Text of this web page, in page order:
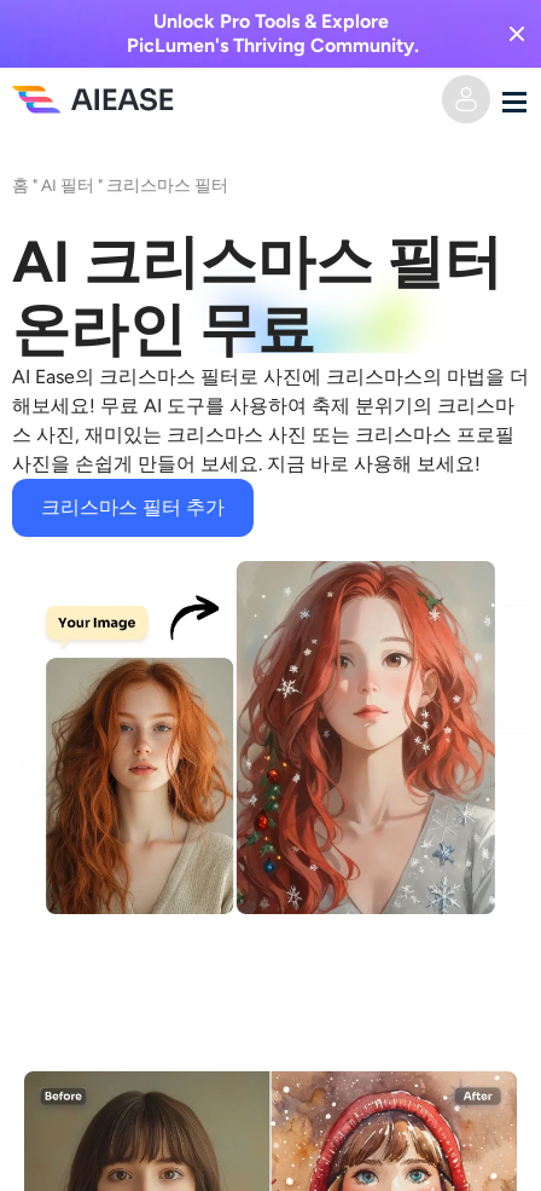
Unlock Pro Tools & Explore
PicLumen's Thriving Community.
텍스트를 비디오로
이미지를 비디오로
비디오 효과
AI 키스 생성기
AI 댄스 생성기
지원되는 AI 모델
Seedance 2.0 Kling 2.6 Motion Control Veo 3.1
Sora 2.0 Kling 2.6 Pro Kling 2.1 Master Hailuo 2.3
Wan 2.5
비디오 효과
AI 이미지
이미지 변환
텍스트를 이미지로
Nano Banana Pro Seedream 4.5
나노 바나나 플럭스 Kontext
AI 도구
사진 편집 및 제작 도구
개체 제거기
워터마크 리무버
배경 제거제
AI 배경
사진 복원
AI 색칠
AI 스타일 이미지 생성기
가격
홈 "AI 필터 " 크리스마스 필터
AI 크리스마스 필터
온라인 무료
AI Ease의 크리스마스 필터로 사진에 크리스마스의 마법을 더
해보세요! 무료 AI 도구를 사용하여 축제 분위기의 크리스마
스 사진, 재미있는 크리스마스 사진 또는 크리스마스 프로필
사진을 손쉽게 만들어 보세요. 지금 바로 사용해 보세요!
크리스마스 필터 추가